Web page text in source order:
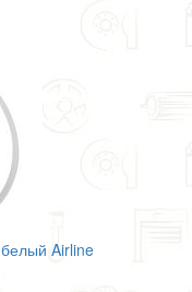
Airline